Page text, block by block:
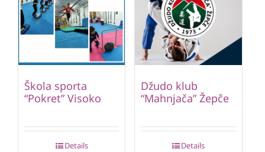
Škola sporta
“Pokret” Visoko
Details
Džudo klub
“Mahnjača” Žepče
Details